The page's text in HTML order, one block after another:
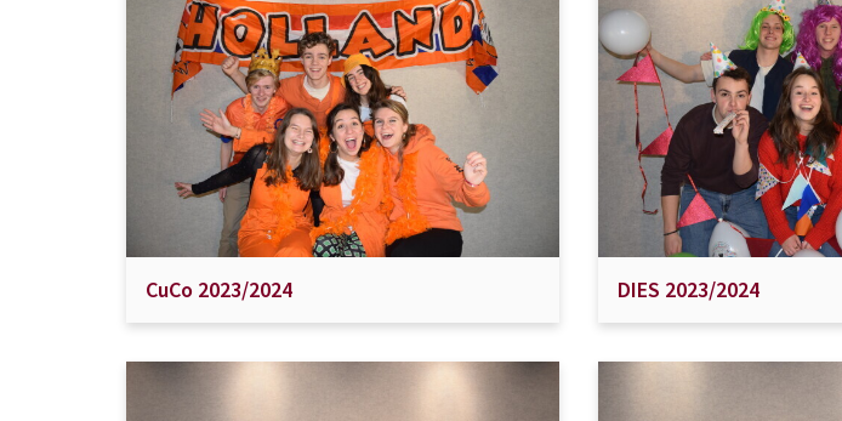
CuCo 2023/2024 DIES 2023/2024